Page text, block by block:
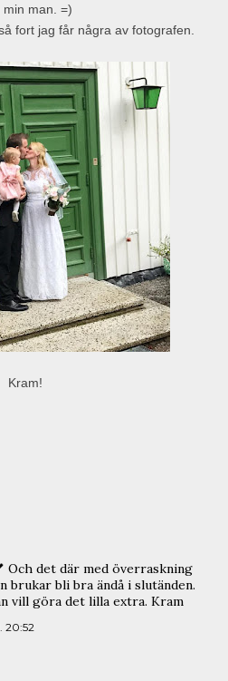
min man. =)
fort jag får några av fotografen.
Kram!
Och det där med överraskning
brukar bli bra ändå i slutänden.
vill göra det lilla extra. Kram
20:52